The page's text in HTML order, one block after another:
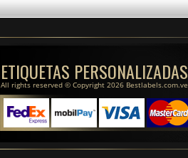
ETIQUETAS PERSONALIZADAS
All rights reserved © Copyright 2026 Bestlabels.com.ve